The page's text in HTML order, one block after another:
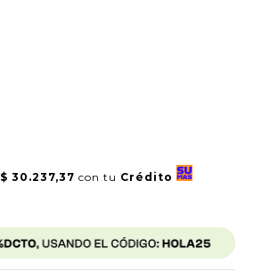
$ 30.237,37 con tu Crédito